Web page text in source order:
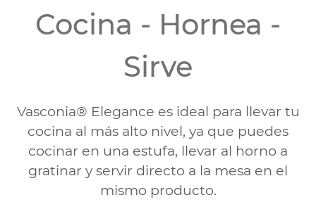
Cocina - Hornea -
Sirve
Vasconia® Elegance es ideal para llevar tu
cocina al más alto nivel, ya que puedes
cocinar en una estufa, llevar al horno a
gratinar y servir directo a la mesa en el
mismo producto.